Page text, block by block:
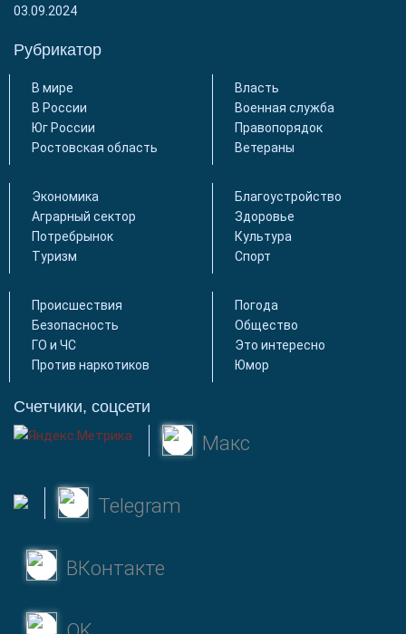
03.09.2024
Рубрикатор
В мире
В России
Юг России
Ростовская область
Власть
Военная служба
Правопорядок
Ветераны
Экономика
Аграрный сектор
Потребрынок
Туризм
Благоустройство
Здоровье
Культура
Спорт
Происшествия
Безопасность
ГО и ЧС
Против наркотиков
Погода
Общество
Это интересно
Юмор
Счетчики, соцсети
Макс
Telegram
ВКонтакте